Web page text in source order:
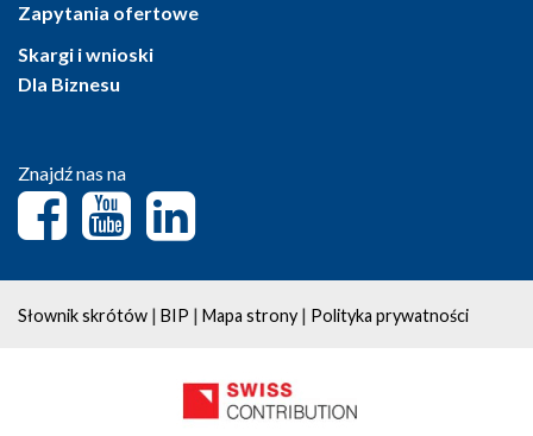
Zapytania ofertowe
Skargi i wnioski
Dla Biznesu
Znajdź nas na
Słownik skrótów | BIP | Mapa strony | Polityka prywatności